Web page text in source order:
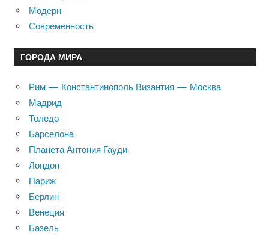
Модерн
Современность
ГОРОДА МИРА
Рим — Константинополь Византия — Москва
Мадрид
Толедо
Барселона
Планета Антония Гауди
Лондон
Париж
Берлин
Венеция
Базель